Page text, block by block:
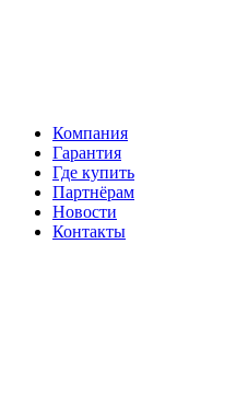
Компания
Гарантия
Где купить
Партнёрам
Новости
Контакты